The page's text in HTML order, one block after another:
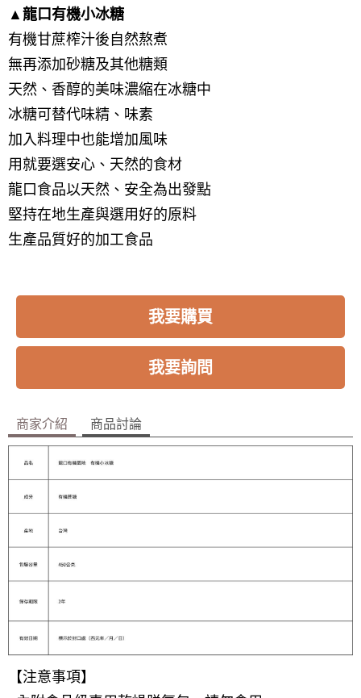
▲龍口有機小冰糖
有機甘蔗榨汁後自然熬煮
無再添加砂糖及其他糖類
天然、香醇的美味濃縮在冰糖中
冰糖可替代味精、味素
加入料理中也能增加風味
用就要選安心、天然的食材
龍口食品以天然、安全為出發點
堅持在地生產與選用好的原料
生產品質好的加工食品
我要購買
我要詢問
商家介紹 商品討論
【注意事項】